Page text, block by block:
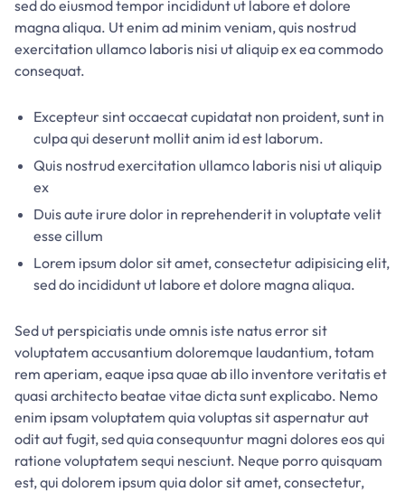
sed do eiusmod tempor incididunt ut labore et dolore
magna aliqua. Ut enim ad minim veniam, quis nostrud
exercitation ullamco laboris nisi ut aliquip ex ea commodo
consequat.
Excepteur sint occaecat cupidatat non proident, sunt in
culpa qui deserunt mollit anim id est laborum.
Quis nostrud exercitation ullamco laboris nisi ut aliquip
ex
Duis aute irure dolor in reprehenderit in voluptate velit
esse cillum
Lorem ipsum dolor sit amet, consectetur adipisicing elit,
sed do incididunt ut labore et dolore magna aliqua.
Sed ut perspiciatis unde omnis iste natus error sit
voluptatem accusantium doloremque laudantium, totam
rem aperiam, eaque ipsa quae ab illo inventore veritatis et
quasi architecto beatae vitae dicta sunt explicabo. Nemo
enim ipsam voluptatem quia voluptas sit aspernatur aut
odit aut fugit, sed quia consequuntur magni dolores eos qui
ratione voluptatem sequi nesciunt. Neque porro quisquam
est, qui dolorem ipsum quia dolor sit amet, consectetur,